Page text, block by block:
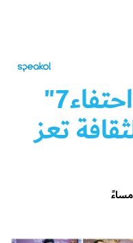
إختتام مهرجان "احتفاء7"
تعز